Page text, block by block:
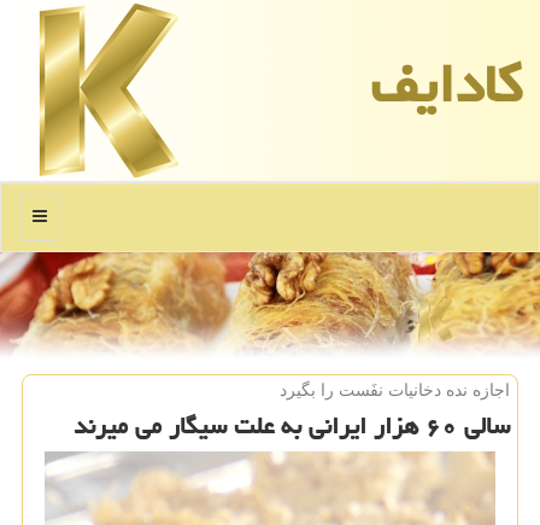
كادایف
منو
اجازه نده دخانیات نفَست را بگیرد
سالی ۶۰ هزار ایرانی به علت سیگار می میرند